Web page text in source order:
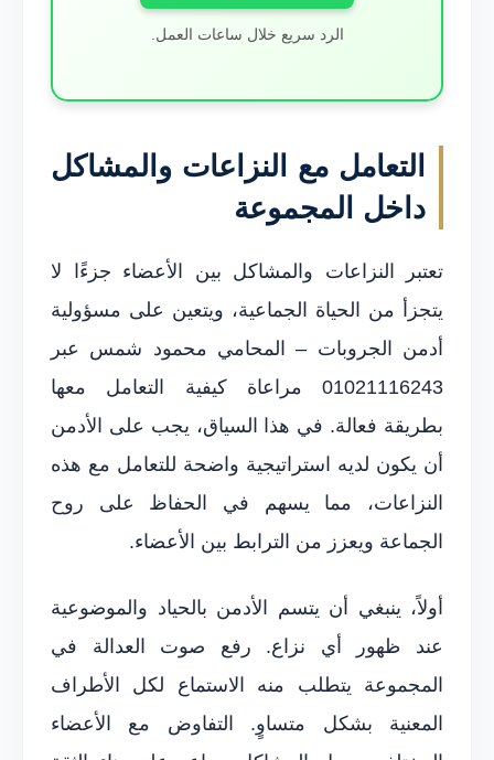
الرد سريع خلال ساعات العمل.
التعامل مع النزاعات والمشاكل
داخل المجموعة
تعتبر النزاعات والمشاكل بين الأعضاء جزءًا لا
يتجزأ من الحياة الجماعية، ويتعين على مسؤولية
أدمن الجروبات – المحامي محمود شمس عبر
01021116243 مراعاة كيفية التعامل معها
بطريقة فعالة. في هذا السياق، يجب على الأدمن
أن يكون لديه استراتيجية واضحة للتعامل مع هذه
النزاعات، مما يسهم في الحفاظ على روح
الجماعة ويعزز من الترابط بين الأعضاء.
أولاً، ينبغي أن يتسم الأدمن بالحياد والموضوعية
عند ظهور أي نزاع. رفع صوت العدالة في
المجموعة يتطلب منه الاستماع لكل الأطراف
المعنية بشكل متساوٍ. التفاوض مع الأعضاء